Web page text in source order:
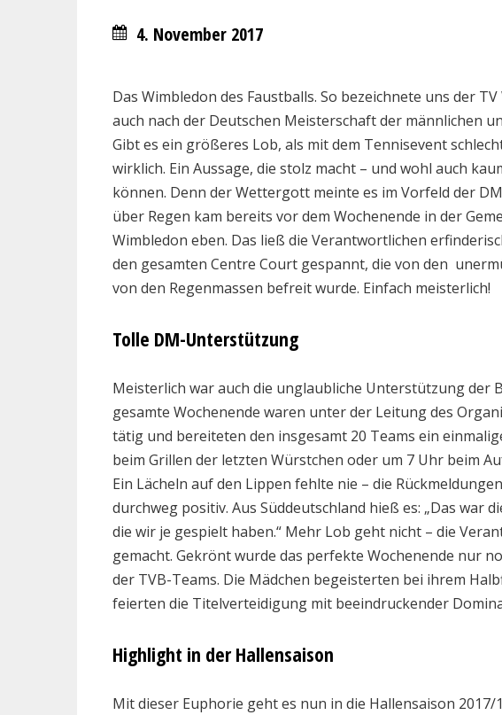
4. November 2017
Das Wimbledon des Faustballs. So bezeichnete uns der
auch nach der Deutschen Meisterschaft der männlichen
Gibt es ein größeres Lob, als mit dem Tennisevent
wirklich. Ein Aussage, die stolz macht – und wohl auch
können. Denn der Wettergott meinte es im Vorfeld der
über Regen kam bereits vor dem Wochenende in der
Wimbledon eben. Das ließ die Verantwortlichen
den gesamten Centre Court gespannt, die von den
von den Regenmassen befreit wurde. Einfach meisterlich!
Tolle DM-Unterstützung
Meisterlich war auch die unglaubliche Unterstützung der
gesamte Wochenende waren unter der Leitung des
tätig und bereiteten den insgesamt 20 Teams ein
beim Grillen der letzten Würstchen oder um 7 Uhr beim
Ein Lächeln auf den Lippen fehlte nie – die
durchweg positiv. Aus Süddeutschland hieß es: „Das war
die wir je gespielt haben.“ Mehr Lob geht nicht – die
gemacht. Gekrönt wurde das perfekte Wochenende nur
der TVB-Teams. Die Mädchen begeisterten bei ihrem
feierten die Titelverteidigung mit beeindruckender
Highlight in der Hallensaison
Mit dieser Euphorie geht es nun in die Hallensaison 2017/